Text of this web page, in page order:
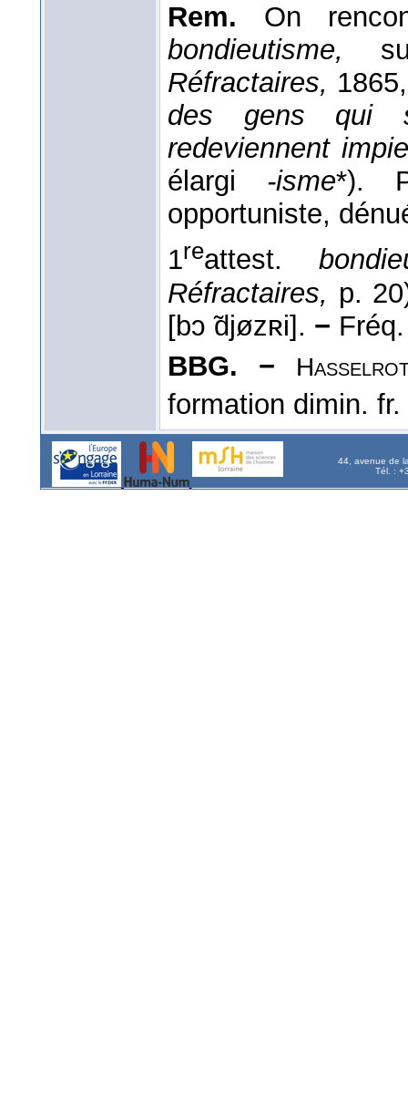
Rem. On
bondieutisme,
Réfractaires,
des gens qui
redeviennent
élargi -isme*).
opportuniste,
1reattest.
Réfractaires, p.
[bɔ ̃djøzʀi]. −
BBG. −
formation dimin.
44, avenue de
Tél. :